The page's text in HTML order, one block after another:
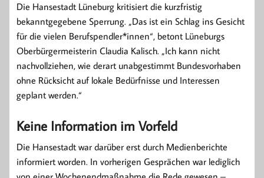
Die Hansestadt Lüneburg kritisiert die kurzfristig
bekanntgegebene Sperrung. „Das ist ein Schlag ins Gesicht
für die vielen Berufspendler*innen“, betont Lüneburgs
Oberbürgermeisterin Claudia Kalisch. „Ich kann nicht
nachvollziehen, wie derart unabgestimmt Bundesvorhaben
ohne Rücksicht auf lokale Bedürfnisse und Interessen
geplant werden.“
Keine Information im Vorfeld
Die Hansestadt war darüber erst durch Medienberichte
informiert worden. In vorherigen Gesprächen war lediglich